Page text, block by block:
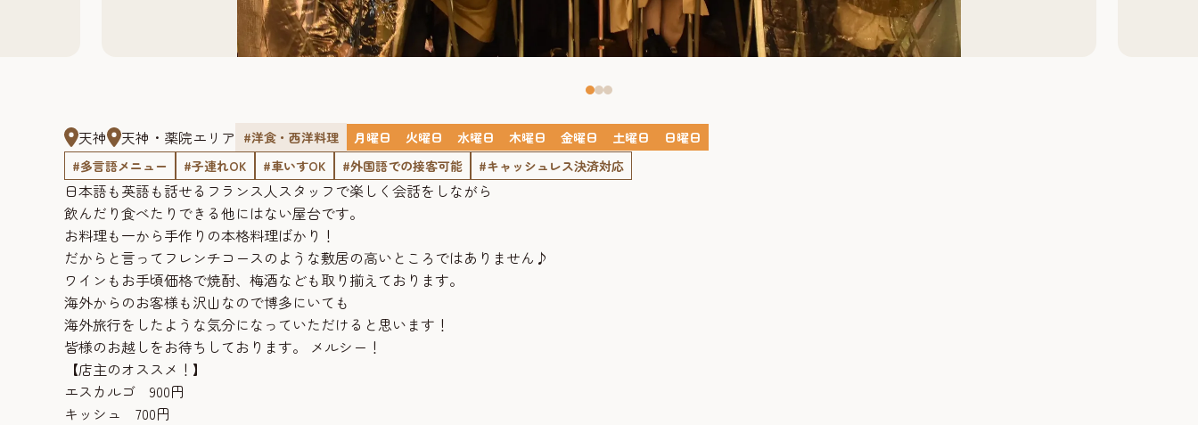
天神 天神・薬院エリア #洋食・西洋料理 月曜日 火曜日 水曜日 木曜日 金曜日 土曜日
日曜日
#多言語メニュー
#子連れOK #車いすOK #外国語での接客可能 #キャッシュレス決済対応
日本語も英語も話せるフランス人スタッフで楽しく会話をしながら
飲んだり食べたりできる他にはない屋台です。
お料理も一から手作りの本格料理ばかり！
だからと言ってフレンチコースのような敷居の高いところではありません♪
ワインもお手頃価格で焼酎、梅酒なども取り揃えております。
海外からのお客様も沢山なので博多にいても
海外旅行をしたような気分になっていただけると思います！
皆様のお越しをお待ちしております。 メルシー！
【店主のオススメ！】
エスカルゴ 900円
キッシュ 700円